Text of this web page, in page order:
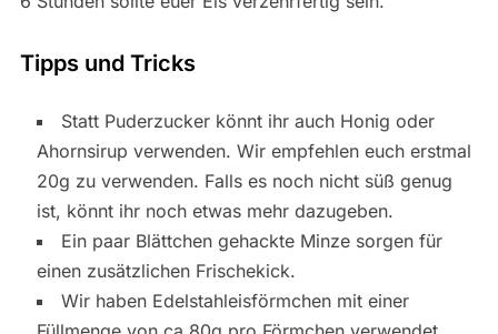
Tipps und Tricks
Statt Puderzucker könnt ihr auch Honig oder
Ahornsirup verwenden. Wir empfehlen euch erstmal
20g zu verwenden. Falls es noch nicht süß genug
ist, könnt ihr noch etwas mehr dazugeben.
Ein paar Blättchen gehackte Minze sorgen für
einen zusätzlichen Frischekick.
Wir haben Edelstahleisförmchen mit einer